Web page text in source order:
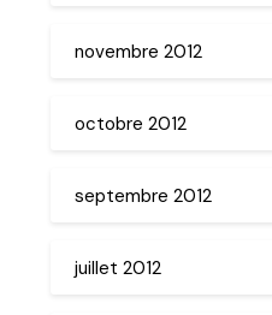
novembre 2012
octobre 2012
septembre 2012
juillet 2012